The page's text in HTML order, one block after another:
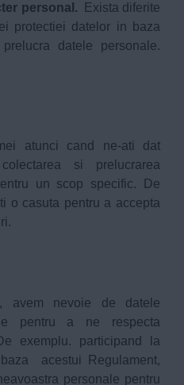
personal.
Exista diferite
protectiei datelor in baza
datele personale.
atunci cand ne-ati dat
si prelucrarea
un scop specific. De
o casuta pentru a accepta
avem nevoie de datele
pentru a ne respecta
exemplu. participand la
acestui Regulament,
personale pentru